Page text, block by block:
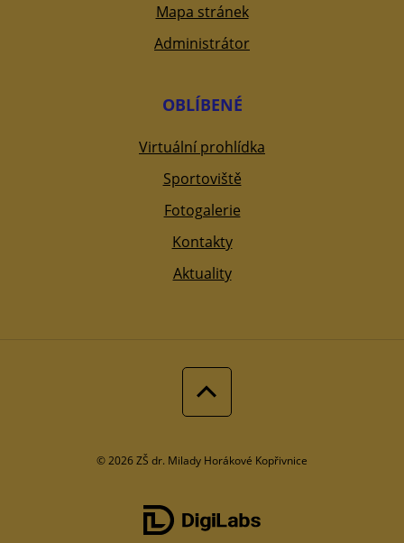
Mapa stránek
Administrátor
OBLÍBENÉ
Virtuální prohlídka
Sportoviště
Fotogalerie
Kontakty
Aktuality
© 2026 ZŠ dr. Milady Horákové Kopřivnice